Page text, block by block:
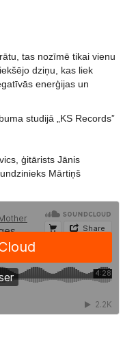
tas nozīmē tikai vienu
dziņu, kas liek
enerģijas un
studijā „KS Records”
ģitārists Jānis
Mārtiņš